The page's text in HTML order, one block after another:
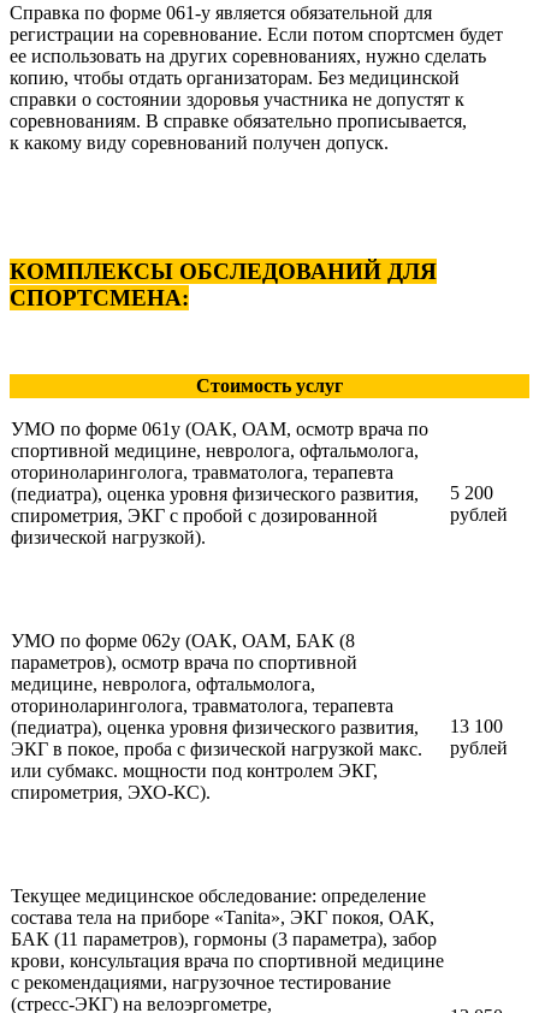
Справка по форме 061-у является обязательной для
регистрации на соревнование. Если потом спортсмен будет
ее использовать на других соревнованиях, нужно сделать
копию, чтобы отдать организаторам. Без медицинской
справки о состоянии здоровья участника не допустят к
соревнованиям. В справке обязательно прописывается,
к какому виду соревнований получен допуск.
КОМПЛЕКСЫ ОБСЛЕДОВАНИЙ ДЛЯ
СПОРТСМЕНА:
Стоимость услуг
УМО по форме 061у (ОАК, ОАМ, осмотр врача по
спортивной медицине, невролога, офтальмолога,
оториноларинголога, травматолога, терапевта
(педиатра), оценка уровня физического развития,
спирометрия, ЭКГ с пробой с дозированной
физической нагрузкой).
5 200
рублей
УМО по форме 062у (ОАК, ОАМ, БАК (8
параметров), осмотр врача по спортивной
медицине, невролога, офтальмолога,
оториноларинголога, травматолога, терапевта
(педиатра), оценка уровня физического развития,
ЭКГ в покое, проба с физической нагрузкой макс.
или субмакс. мощности под контролем ЭКГ,
спирометрия, ЭХО-КС).
13 100
рублей
Текущее медицинское обследование: определение
состава тела на приборе «Tanita», ЭКГ покоя, ОАК,
БАК (11 параметров), гормоны (3 параметра), забор
крови, консультация врача по спортивной медицине
с рекомендациями, нагрузочное тестирование
(стресс-ЭКГ) на велоэргометре,